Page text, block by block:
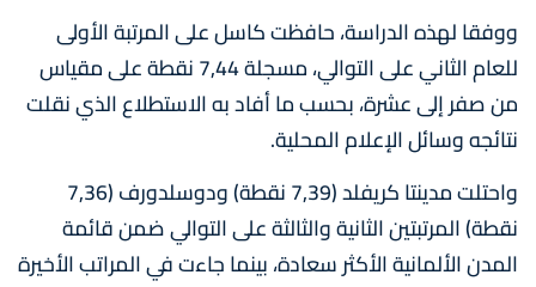
ووفقا لهذه الدراسة، حافظت كاسل على المرتبة الأولى
للعام الثاني على التوالي، مسجلة 7,44 نقطة على مقياس
من صفر إلى عشرة، بحسب ما أفاد به الاستطلاع الذي نقلت
نتائجه وسائل الإعلام المحلية.
واحتلت مدينتا كريفلد (7,39 نقطة) ودوسلدورف (7,36
نقطة) المرتبتين الثانية والثالثة على التوالي ضمن قائمة
المدن الألمانية الأكثر سعادة، بينما جاءت في المراتب الأخيرة